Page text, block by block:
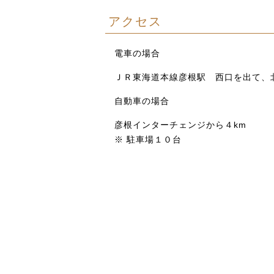
アクセス
電車の場合
ＪＲ東海道本線彦根駅 西口を出て、
自動車の場合
彦根インターチェンジから４km
※ 駐車場１０台